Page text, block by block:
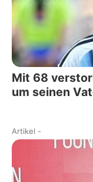
Mit 68
um seinen
Artikel -